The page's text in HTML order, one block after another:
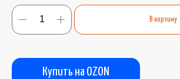
В корзину
Купить на OZON